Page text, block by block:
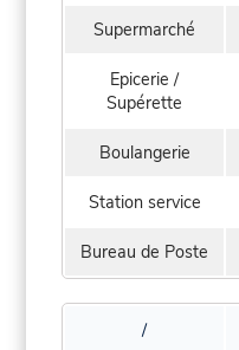
Supermarché
Epicerie /
Supérette
Boulangerie
Station service
Bureau de Poste
/